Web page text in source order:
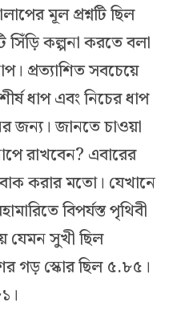
মূল প্রশ্নটি ছিল
কল্পনা করতে বলা
প্রত্যাশিত সবচেয়ে
ধাপ এবং নিচের ধাপ
জন্য। জানতে চাওয়া
রাখবেন? এবারের
করার মতো। যেখানে
বিপর্যস্ত পৃথিবী
যেমন সুখী ছিল
গড় স্কোর ছিল ৫.৮৫।